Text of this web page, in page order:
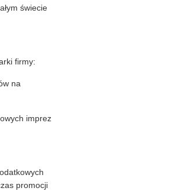
świecie
firmy:
na
imprez
promocji